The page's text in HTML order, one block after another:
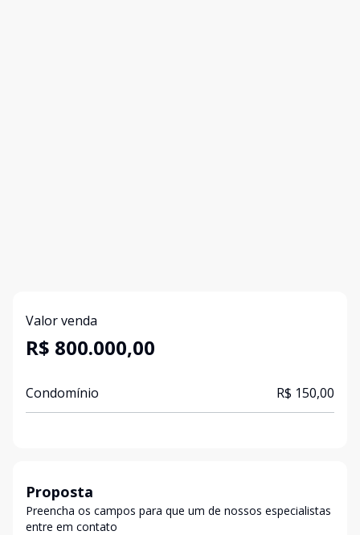
Valor venda
R$ 800.000,00
Condomínio R$ 150,00
Proposta
Preencha os campos para que um de nossos especialistas
entre em contato